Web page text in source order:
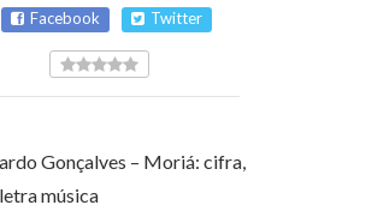
Facebook Twitter
Gonçalves – Moriá: cifra,
música